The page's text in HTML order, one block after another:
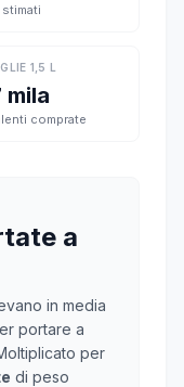
1,5 L
mila
comprate
a
in media
portare a
per
di peso